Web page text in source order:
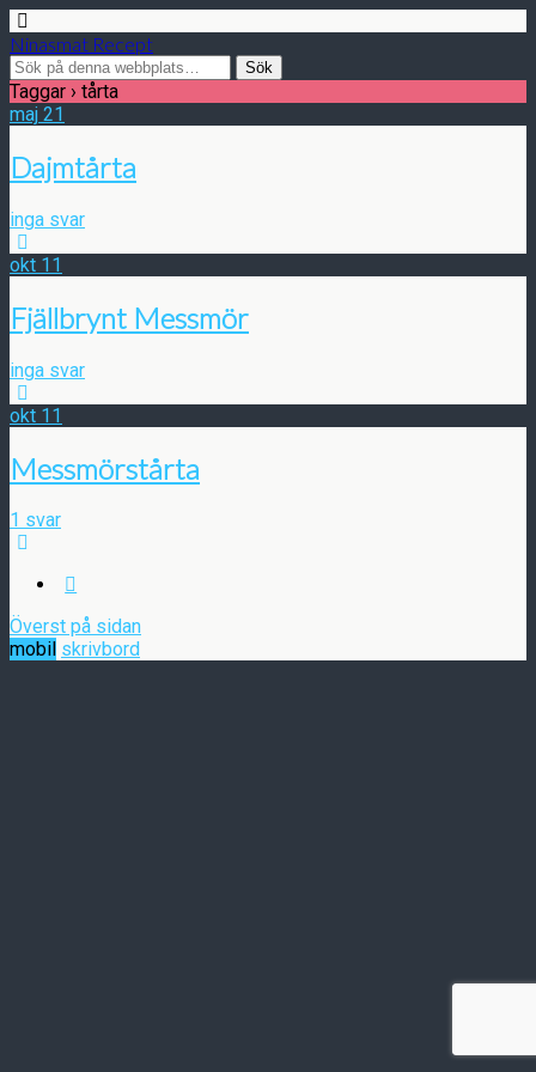
Ninasmat Recept
Taggar › tårta
maj 21
Dajmtårta
inga svar
okt 11
Fjällbrynt Messmör
inga svar
okt 11
Messmörstårta
1 svar
Överst på sidan
mobil skrivbord